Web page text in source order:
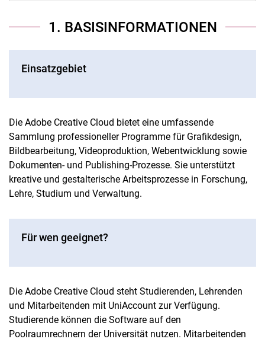
1. BASISINFORMATIONEN
Einsatzgebiet
Die Adobe Creative Cloud bietet eine umfassende
Sammlung professioneller Programme für Grafikdesign,
Bildbearbeitung, Videoproduktion, Webentwicklung sowie
Dokumenten- und Publishing-Prozesse. Sie unterstützt
kreative und gestalterische Arbeitsprozesse in Forschung,
Lehre, Studium und Verwaltung.
Für wen geeignet?
Die Adobe Creative Cloud steht Studierenden, Lehrenden
und Mitarbeitenden mit UniAccount zur Verfügung.
Studierende können die Software auf den
Poolraumrechnern der Universität nutzen. Mitarbeitenden